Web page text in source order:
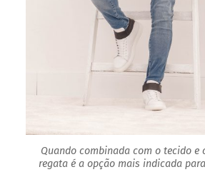
Quando combinada com o tecido e
regata é a opção mais indicada